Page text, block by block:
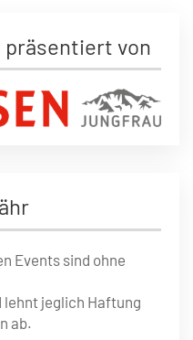
von
Events sind ohne
lehnt jeglich Haftung
ab.